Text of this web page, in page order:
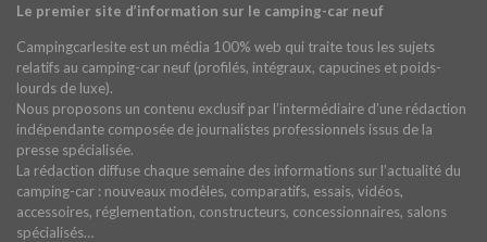
Le premier site d’information sur le camping-car neuf
Campingcarlesite est un média 100% web qui traite tous les sujets
relatifs au camping-car neuf (profilés, intégraux, capucines et poids-
lourds de luxe).
Nous proposons un contenu exclusif par l’intermédiaire d’une rédaction
indépendante composée de journalistes professionnels issus de la
presse spécialisée.
La rédaction diffuse chaque semaine des informations sur l’actualité du
camping-car : nouveaux modèles, comparatifs, essais, vidéos,
accessoires, réglementation, constructeurs, concessionnaires, salons
spécialisés…